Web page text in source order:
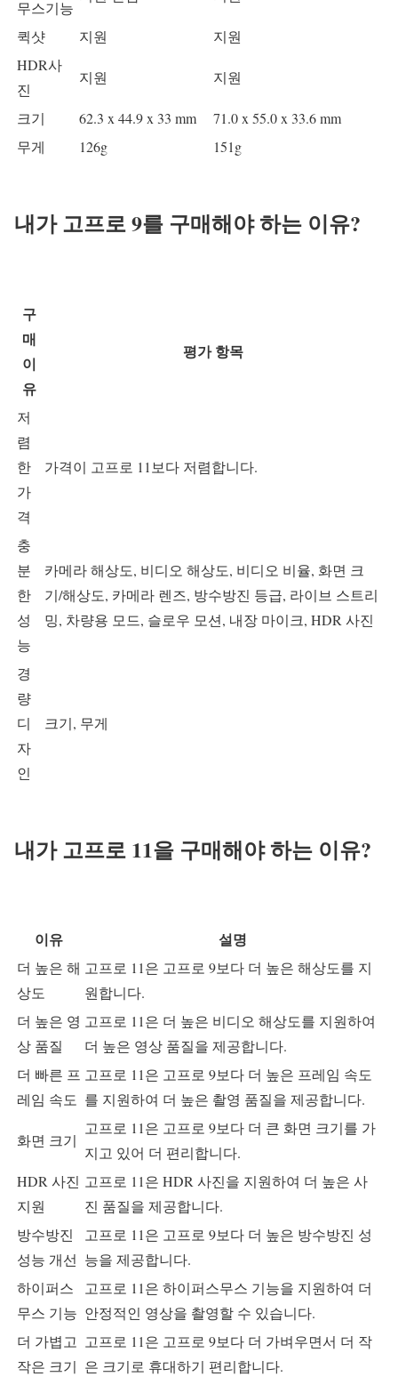
무스기능
퀵샷 지원
지원
HDR사
진
지원 지원
크기 62.3 x 44.9 x 33 mm
71.0 x 55.0 x 33.6 mm
무게
126g 151g
내가 고프로 9를 구매해야 하는 이유?
구
매
이
유
평가 항목
저
렴
한
가
격
가격이 고프로 11보다 저렴합니다.
충
분
한
성
능
카메라 해상도, 비디오 해상도, 비디오 비율, 화면 크
기/해상도, 카메라 렌즈, 방수방진 등급, 라이브 스트리
밍, 차량용 모드, 슬로우 모션, 내장 마이크, HDR 사진
경
량
디
자
인
크기, 무게
내가 고프로 11을 구매해야 하는 이유?
이유 설명
더 높은 해
상도
고프로 11은 고프로 9보다 더 높은 해상도를 지
원합니다.
더 높은 영
상 품질
고프로 11은 더 높은 비디오 해상도를 지원하여
더 높은 영상 품질을 제공합니다.
더 빠른 프
레임 속도
고프로 11은 고프로 9보다 더 높은 프레임 속도
를 지원하여 더 높은 촬영 품질을 제공합니다.
화면 크기
고프로 11은 고프로 9보다 더 큰 화면 크기를 가
지고 있어 더 편리합니다.
HDR 사진
지원
고프로 11은 HDR 사진을 지원하여 더 높은 사
진 품질을 제공합니다.
방수방진
성능 개선
고프로 11은 고프로 9보다 더 높은 방수방진 성
능을 제공합니다.
하이퍼스
무스 기능
고프로 11은 하이퍼스무스 기능을 지원하여 더
안정적인 영상을 촬영할 수 있습니다.
더 가볍고
작은 크기
고프로 11은 고프로 9보다 더 가벼우면서 더 작
은 크기로 휴대하기 편리합니다.